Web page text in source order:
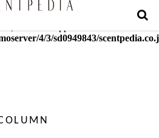
of size 18 not supported by this
4/3/sd0949843/